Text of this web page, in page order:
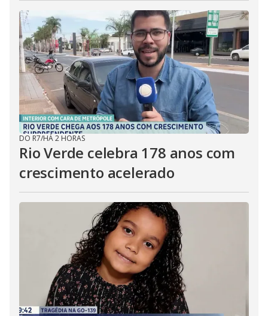
DO R7/HÁ 2 HORAS
Rio Verde celebra 178 anos com
crescimento acelerado